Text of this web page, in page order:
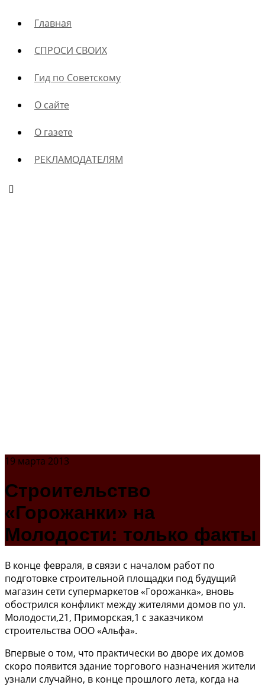
Главная
СПРОСИ СВОИХ
Гид по Советскому
О сайте
О газете
РЕКЛАМОДАТЕЛЯМ
19 марта 2013
Строительство
«Горожанки» на
Молодости: только факты
В конце февраля, в связи с началом работ по
подготовке строительной площадки под будущий
магазин сети супермаркетов «Горожанка», вновь
обострился конфликт между жителями домов по ул.
Молодости,21, Приморская,1 с заказчиком
строительства ООО «Альфа».
Впервые о том, что практически во дворе их домов
скоро появится здание торгового назначения жители
узнали случайно, в конце прошлого лета, когда на